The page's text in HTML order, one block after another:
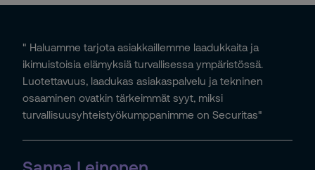
" Haluamme tarjota asiakkaillemme laadukkaita ja
ikimuistoisia elämyksiä turvallisessa ympäristössä.
Luotettavuus, laadukas asiakaspalvelu ja tekninen
osaaminen ovatkin tärkeimmät syyt, miksi
turvallisuusyhteistyökumppanimme on Securitas"